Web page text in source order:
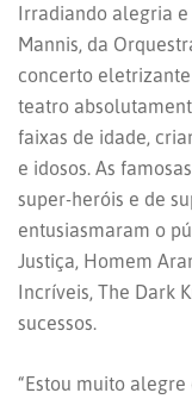
Irradiando alegria
Mannis, da
concerto
teatro
faixas de idade,
e idosos. As
super-heróis e de
entusiasmaram o
Justiça, Homem
Incríveis, The Dark
sucessos.
“Estou muito